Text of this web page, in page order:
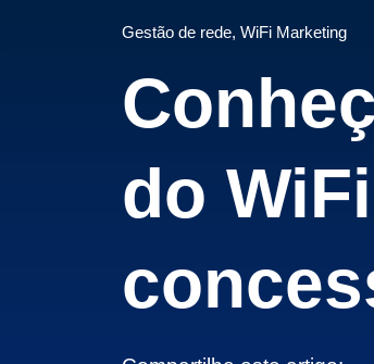
Gestão de rede, WiFi Marketing
do